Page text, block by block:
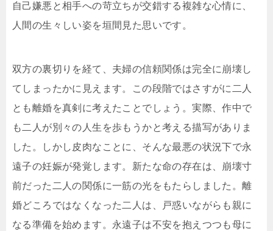
自己嫌悪と相手への苛立ちが交錯する複雑な心情に、
人間の生々しい姿を垣間見た思いです。
双方の裏切りを経て、夫婦の信頼関係は完全に崩壊し
てしまったかに見えます。この段階ではさすがに二人
とも離婚を真剣に考えたことでしょう。実際、作中で
も二人が別々の人生を歩もうかと考える描写がありま
した。しかし皮肉なことに、そんな最悪の状況下で永
遠子の妊娠が発覚します。新たな命の存在は、崩壊寸
前だった二人の関係に一筋の光をもたらしました。離
婚どころではなくなった二人は、戸惑いながらも親に
なる準備を始めます。永遠子は不安を抱えつつも母に